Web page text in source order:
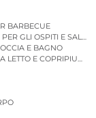
BARBECUE
GLI OSPITI E
E BAGNO
LETTO E COPRIPIUMINI